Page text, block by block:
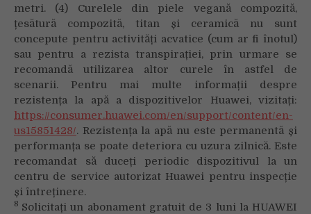
metri. (4) Curelele din piele vegană compozită,
țesătură compozită, titan și ceramică nu sunt
concepute pentru activități acvatice (cum ar fi înotul)
sau pentru a rezista transpirației, prin urmare se
recomandă utilizarea altor curele în astfel de
scenarii. Pentru mai multe informații despre
rezistența la apă a dispozitivelor Huawei, vizitați:
https://consumer.huawei.com/en/support/content/en-
us15851428/. Rezistența la apă nu este permanentă și
performanța se poate deteriora cu uzura zilnică. Este
recomandat să duceți periodic dispozitivul la un
centru de service autorizat Huawei pentru inspecție
și întreținere.
8 Solicitați un abonament gratuit de 3 luni la HUAWEI